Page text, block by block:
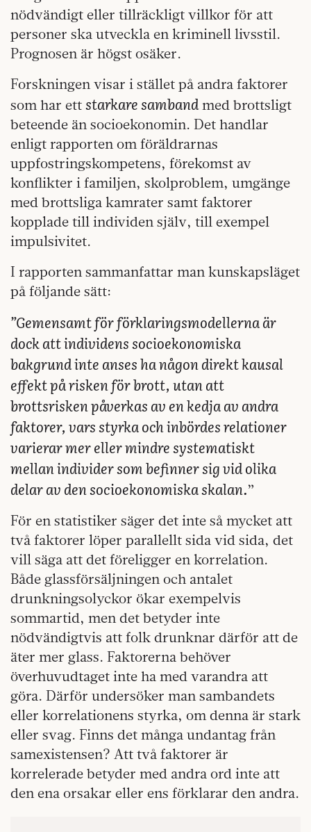
nödvändigt eller tillräckligt villkor för att
personer ska utveckla en kriminell livsstil.
Prognosen är högst osäker.
Forskningen visar i stället på andra faktorer
som har ett starkare sambandmed brottsligt
beteende än socioekonomin. Det handlar
enligt rapporten om föräldrarnas
uppfostringskompetens, förekomst av
konflikter i familjen, skolproblem, umgänge
med brottsliga kamrater samt faktorer
kopplade till individen själv, till exempel
impulsivitet.
I rapporten sammanfattar man kunskapsläget
på följande sätt:
”Gemensamt för förklaringsmodellerna är
dock att individens socioekonomiska
bakgrund inte anses ha någon direkt kausal
effekt på risken för brott, utan att
brottsrisken påverkas av en kedja av andra
faktorer, vars styrka och inbördes relationer
varierar mer eller mindre systematiskt
mellan individer som befinner sig vid olika
delar av den socioekonomiska skalan.”
För en statistiker säger det inte så mycket att
två faktorer löper parallellt sida vid sida, det
vill säga att det föreligger en korrelation.
Både glassförsäljningen och antalet
drunkningsolyckor ökar exempelvis
sommartid, men det betyder inte
nödvändigtvis att folk drunknar därför att de
äter mer glass. Faktorerna behöver
överhuvudtaget inte ha med varandra att
göra. Därför undersöker man sambandets
eller korrelationens styrka, om denna är stark
eller svag. Finns det många undantag från
samexistensen? Att två faktorer är
korrelerade betyder med andra ord inte att
den ena orsakar eller ens förklarar den andra.